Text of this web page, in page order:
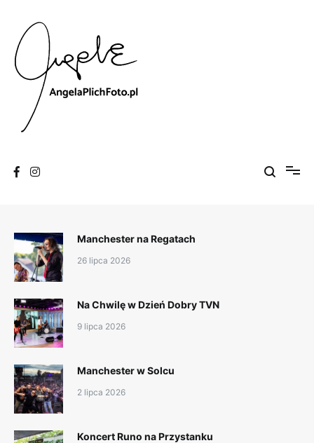
content
Manchester na Regatach
26 lipca 2026
Na Chwilę w Dzień Dobry TVN
9 lipca 2026
Manchester w Solcu
2 lipca 2026
Koncert Runo na Przystanku